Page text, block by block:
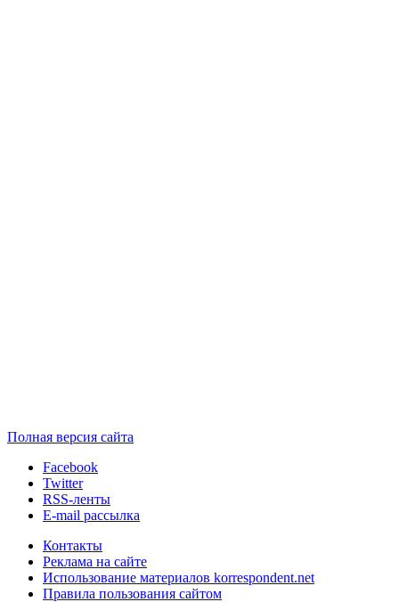
Полная версия сайта
Facebook
Twitter
RSS-ленты
E-mail рассылка
Контакты
Реклама на сайте
Использование материалов korrespondent.net
Правила пользования сайтом